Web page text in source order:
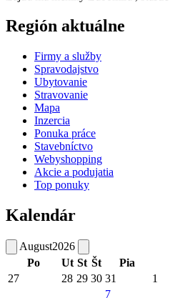
Región aktuálne
Firmy a služby
Spravodajstvo
Ubytovanie
Stravovanie
Mapa
Inzercia
Ponuka práce
Stavebníctvo
Webyshopping
Akcie a podujatia
Top ponuky
Kalendár
August2026
Po
Ut St Št Pia
27
28 29 30 31 1
7